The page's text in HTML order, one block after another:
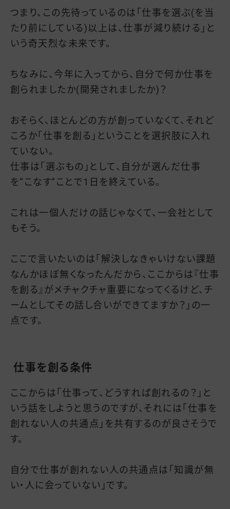
つまり、この先待っているのは「仕事を選ぶ(を当
たり前にしている)以上は、仕事が減り続ける」と
いう奇天烈な未来です。
ちなみに、今年に入ってから、自分で何か仕事を
創られましたか(開発されましたか)？
おそらく、ほとんどの方が創っていなくて、それど
ころか「仕事を創る」ということを選択肢に入れ
ていない。
仕事は「選ぶもの」として、自分が選んだ仕事
を“こなす”ことで1日を終えている。
これは一個人だけの話じゃなくて、一会社として
もそう。
ここで言いたいのは「解決しなきゃいけない課題
なんかほぼ無くなったんだから、ここからは『仕事
を創る』がメチャクチャ重要になってくるけど、チ
ームとしてその話し合いができてますか？」の一
点です。
仕事を創る条件
ここからは「仕事って、どうすれば創れるの？」と
いう話をしようと思うのですが、それには「仕事を
創れない人の共通点」を共有するのが良さそうで
す。
自分で仕事が創れない人の共通点は「知識が無
い・人に会っていない」です。